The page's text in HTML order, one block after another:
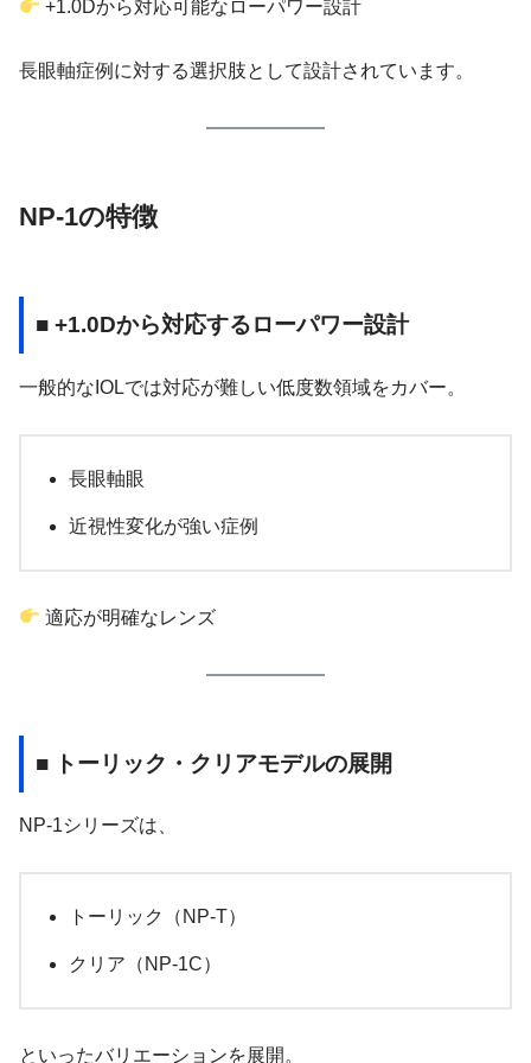
+1.0Dから対応可能なローパワー設計
長眼軸症例に対する選択肢として設計されています。
NP-1の特徴
■ +1.0Dから対応するローパワー設計
一般的なIOLでは対応が難しい低度数領域をカバー。
長眼軸眼
近視性変化が強い症例
適応が明確なレンズ
■ トーリック・クリアモデルの展開
NP-1シリーズは、
トーリック（NP-T）
クリア（NP-1C）
といったバリエーションを展開。